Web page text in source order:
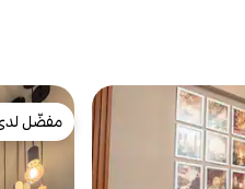
مفضّل
مفضّل